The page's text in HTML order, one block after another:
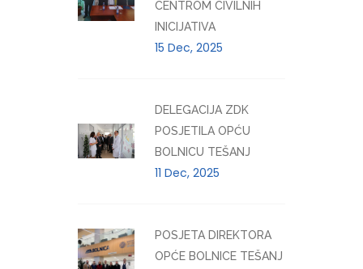
CENTROM CIVILNIH
INICIJATIVA
15 Dec, 2025
DELEGACIJA ZDK
POSJETILA OPĆU
BOLNICU TEŠANJ
11 Dec, 2025
POSJETA DIREKTORA
OPĆE BOLNICE TEŠANJ